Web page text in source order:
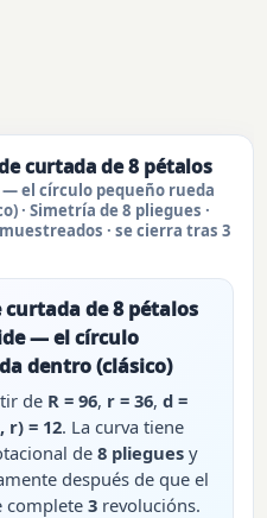
curtada de 8 pétalos
el círculo pequeño rueda
· Simetría de 8 pliegues ·
· se cierra tras 3
de 8 pétalos
— el círculo
dentro (clásico)
de R = 96, r = 36,d =
r) = 12. La curva tiene
de8 pliegues y
después de que el
complete3 revolucións.